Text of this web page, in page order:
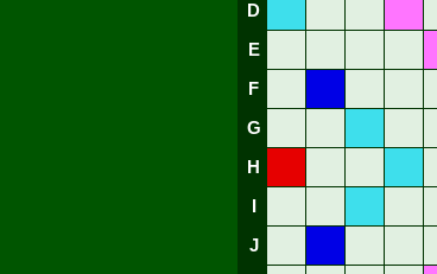
D
E
F
G
H
J